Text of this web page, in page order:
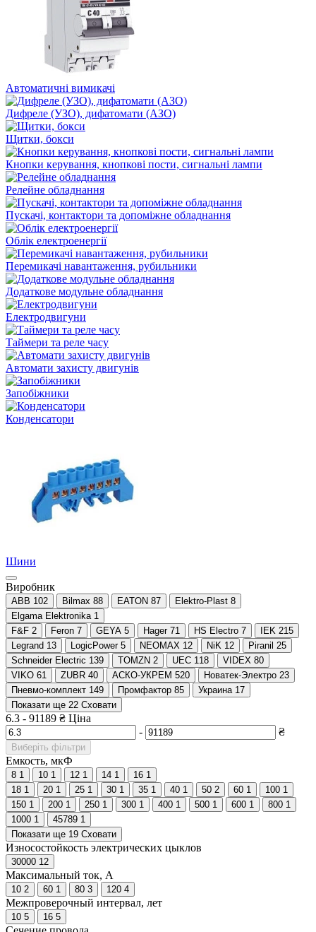
Автоматичні вимикачі
Дифреле (УЗО), дифатомати (АЗО)
Щитки, бокси
Кнопки керування, кнопкові пости, сигнальні лампи
Релейне обладнання
Пускачі, контактори та допоміжне обладнання
Облік електроенергії
Перемикачі навантаження, рубильники
Додаткове модульне обладнання
Електродвигуни
Таймери та реле часу
Автомати захисту двигунів
Запобіжники
Конденсатори
Шини
Виробник
ABB 102 Bilmax 88 EATON 87 Elektro-Plast 8
Elgama Elektronika 1
F&F 2 Feron 7 GEYA 5 Hager 71 HS Electro 7 IEK 215
Legrand 13 LogicPower 5 NEOMAX 12 NiK 12 Piranil 25
Schneider Electric 139 TOMZN 2 UEC 118 VIDEX 80
VIKO 61 ZUBR 40 АСКО-УКРЕМ 520 Новатек-Электро 23
Пневмо-комплект 149 Промфактор 85 Украина 17
Показати ще 22 Сховати
6.3 - 91189 ₴ Ціна
-
₴
Виберіть фільтри
Емкость, мкФ
8 1 10 1 12 1 14 1 16 1
18 1 20 1 25 1 30 1 35 1 40 1 50 2 60 1 100 1
150 1 200 1 250 1 300 1 400 1 500 1 600 1 800 1
1000 1 45789 1
Показати ще 19 Сховати
Износостойкость электрических цыклов
30000 12
Максимальный ток, А
10 2 60 1 80 3 120 4
Межпроверочный интервал, лет
10 5 16 5